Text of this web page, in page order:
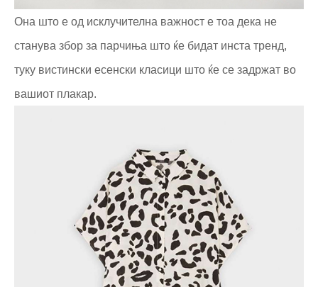
Она што е од исклучителна важност е тоа дека не
станува збор за парчиња што ќе бидат инста тренд,
туку вистински есенски класици што ќе се задржат во
вашиот плакар.